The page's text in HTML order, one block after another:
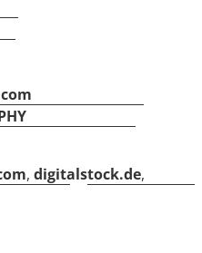
, digitalstock.de,